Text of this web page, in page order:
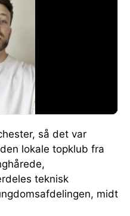
så det var
lokale topklub fra
teknisk
midt